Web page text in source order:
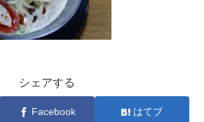
シェアする
Facebook はてブ